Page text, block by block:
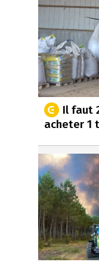
Il faut
acheter 1